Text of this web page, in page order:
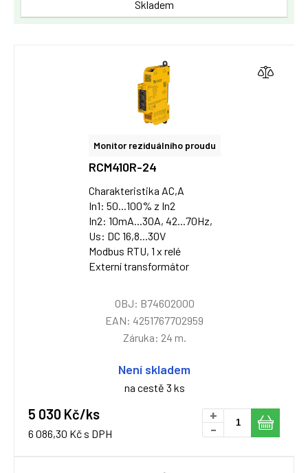
Skladem
Monitor reziduálního proudu
RCM410R-24
Charakteristika AC,A
In1: 50...100% z In2
In2: 10mA...30A, 42...70Hz,
Us: DC 16,8...30V
Modbus RTU, 1 x relé
Externí transformátor
OBJ: B74602000
EAN: 4251767702959
Záruka: 24 m.
Není skladem
na cestě 3 ks
5 030 Kč/ks
6 086,30 Kč s DPH
+
-